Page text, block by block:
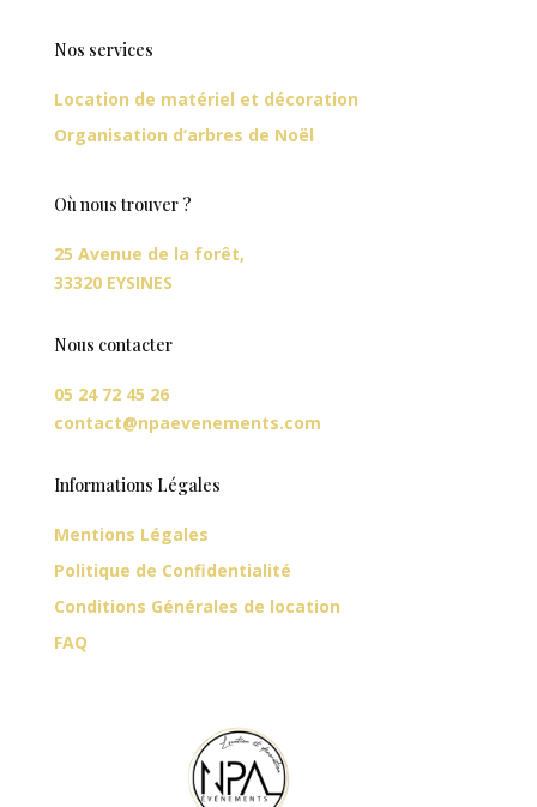
Nos services
Location de matériel et décoration
Organisation d’arbres de Noël
Où nous trouver ?
25 Avenue de la forêt,
33320 EYSINES
Nous contacter
05 24 72 45 26
contact@npaevenements.com
Informations Légales
Mentions Légales
Politique de Confidentialité
Conditions Générales de location
FAQ